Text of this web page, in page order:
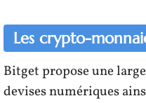
Les crypto-
Bitget propose une
devises numériques